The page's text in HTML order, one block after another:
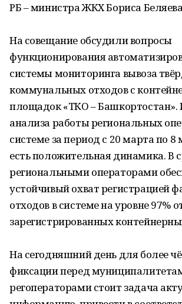
РБ – министра ЖКХ Бориса
На совещание обсудили вопросы
функционирования
системы мониторинга вывоза
коммунальных отходов с
площадок «ТКО – Башкортостан».
анализа работы региональных
системе за период с 20 марта по 8
есть положительная динамика. В
региональными операторами
устойчивый охват регистрацией
отходов в системе на уровне 97%
зарегистрированных
На сегодняшний день для более
фиксации перед
регоператорами стоит задача